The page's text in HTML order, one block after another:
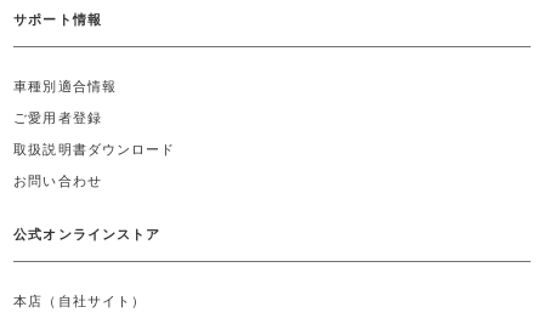
サポート情報
車種別適合情報
ご愛用者登録
取扱説明書ダウンロード
お問い合わせ
公式オンラインストア
本店（自社サイト）